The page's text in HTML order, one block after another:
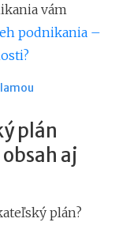
vám
podnikania –
plán
aj
plán?